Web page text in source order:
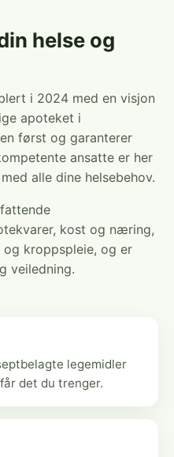
helse og
i 2024 med en visjon
apoteket i
først og garanterer
ansatte er her
alle dine helsebehov.
kost og næring,
kroppspleie, og er
veiledning.
legemidler
det du trenger.